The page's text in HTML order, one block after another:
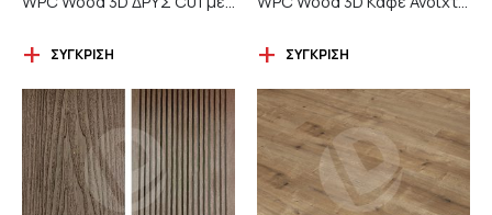
ΣΎΓΚΡΙΣΗ ΣΎΓΚΡΙΣΗ